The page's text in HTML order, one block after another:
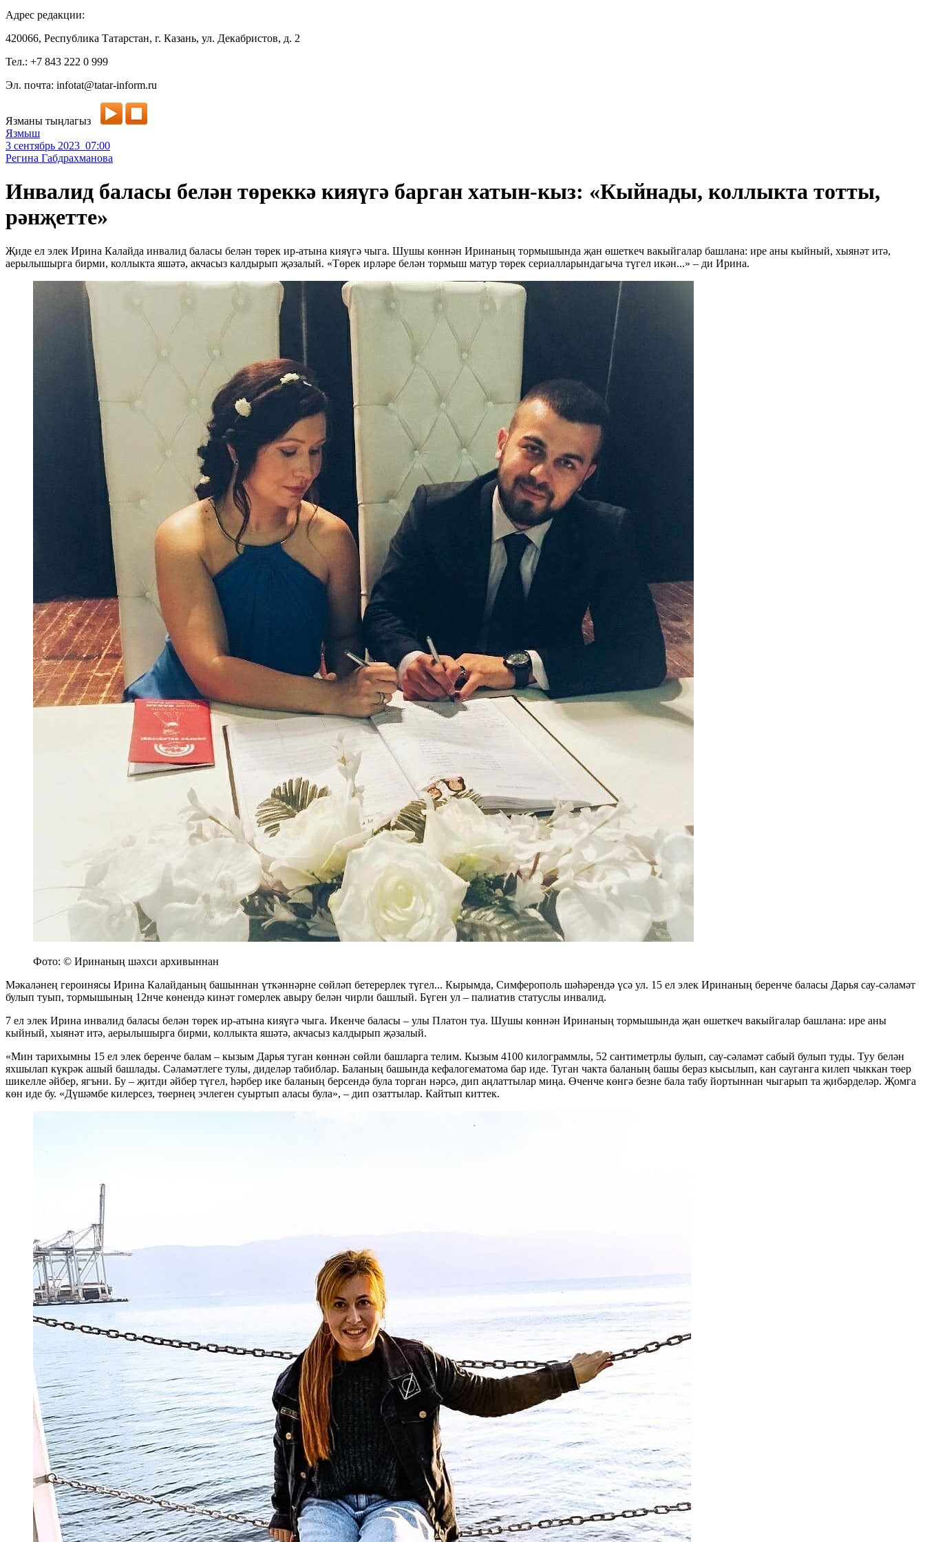
Адрес редакции:
420066, Республика Татарстан, г. Казань, ул. Декабристов, д. 2
Тел.: +7 843 222 0 999
Эл. почта: infotat@tatar-inform.ru
Язманы тыңлагыз
Язмыш
3 сентябрь 2023 07:00
Регина Габдрахманова
Инвалид баласы белән төреккә кияүгә барган хатын-кыз: «Кыйнады, коллыкта тотты,
рәнҗетте»
Җиде ел элек Ирина Калайда инвалид баласы белән төрек ир-атына кияүгә чыга. Шушы көннән Иринаның тормышында җан өшеткеч вакыйгалар башлана: ире аны кыйный, хыянәт итә,
аерылышырга бирми, коллыкта яшәтә, акчасыз калдырып җәзалый. «Төрек ирләре белән тормыш матур төрек сериалларындагыча түгел икән...» – ди Ирина.
Фото: © Иринаның шәхси архивыннан
Мәкаләнең героинясы Ирина Калайданың башыннан үткәннәрне сөйләп бетерерлек түгел... Кырымда, Симферополь шәһәрендә үсә ул. 15 ел элек Иринаның беренче баласы Дарья сау-сәламәт
булып туып, тормышының 12нче көнендә кинәт гомерлек авыру белән чирли башлый. Бүген ул – палиатив статуслы инвалид.
7 ел элек Ирина инвалид баласы белән төрек ир-атына кияүгә чыга. Икенче баласы – улы Платон туа. Шушы көннән Иринаның тормышында җан өшеткеч вакыйгалар башлана: ире аны
кыйный, хыянәт итә, аерылышырга бирми, коллыкта яшәтә, акчасыз калдырып җәзалый.
«Мин тарихымны 15 ел элек беренче балам – кызым Дарья туган көннән сөйли башларга телим. Кызым 4100 килограммлы, 52 сантиметрлы булып, сау-сәламәт сабый булып туды. Туу белән
яхшылап күкрәк ашый башлады. Сәламәтлеге тулы, диделәр табиблар. Баланың башында кефалогематома бар иде. Туган чакта баланың башы бераз кысылып, кан сауганга килеп чыккан төер
шикелле әйбер, ягъни. Бу – җитди әйбер түгел, һәрбер ике баланың берсендә була торган нәрсә, дип аңлаттылар миңа. Өченче көнгә безне бала табу йортыннан чыгарып та җибәрделәр. Җомга
көн иде бу. «Дүшәмбе килерсез, төернең эчлеген суыртып аласы була», – дип озаттылар. Кайтып киттек.